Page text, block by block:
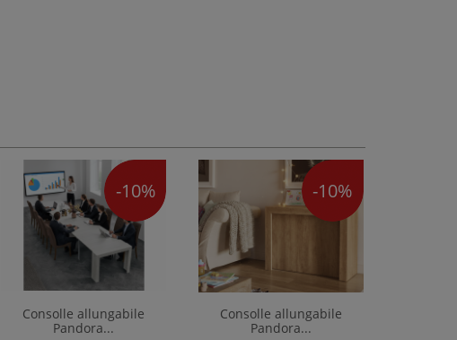
-10%
Consolle allungabile
Pandora...
-10%
Consolle allungabile
Pandora...